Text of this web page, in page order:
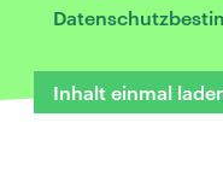
Inhalt einmal